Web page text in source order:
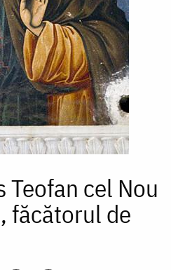
Teofan cel Nou
făcătorul de